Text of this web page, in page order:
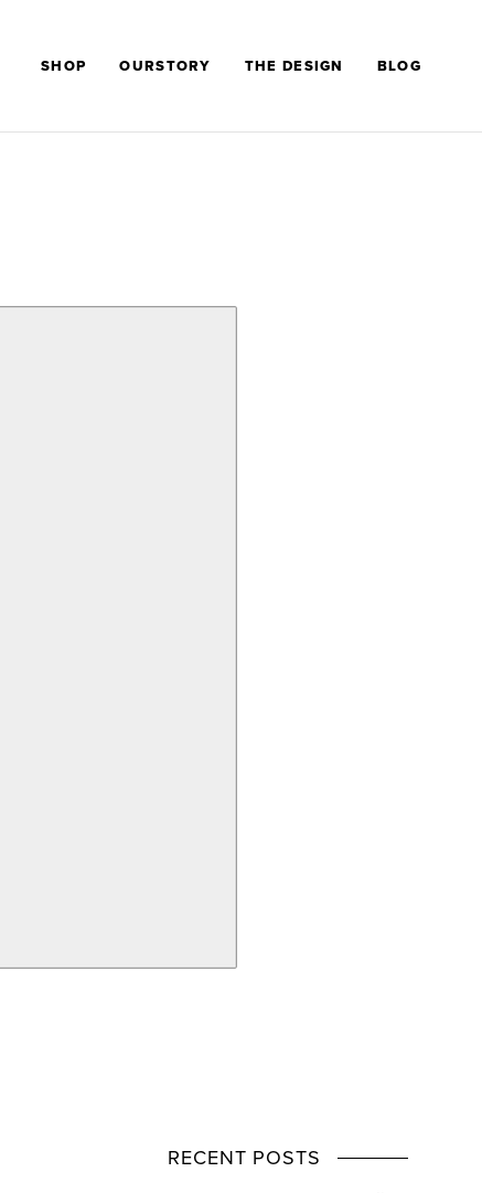
SHOP OURSTORY THE DESIGN BLOG
RECENT POSTS